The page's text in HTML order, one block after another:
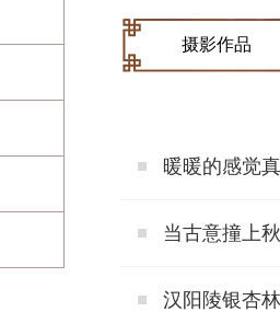
摄影作品
暖暖的感觉
当古意撞上
汉阳陵银杏